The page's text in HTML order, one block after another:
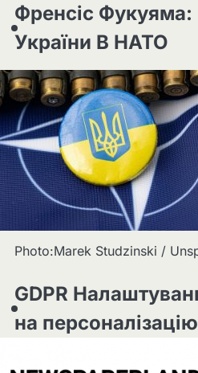
Френсіс Фукуяма:
України В НАТО
Photo:Marek Studzinski /
GDPR
на персоналізацію